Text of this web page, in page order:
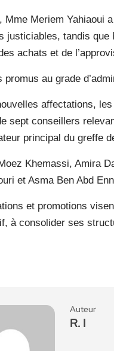
Mme Meriem Yahiaoui
justiciables, tandis
achats et de
promus au grade
affectations,
sept conseillers
principal du greffe
Khemassi, Amira
et Asma Ben Abd
et promotions
à consolider ses
Auteur
R. I